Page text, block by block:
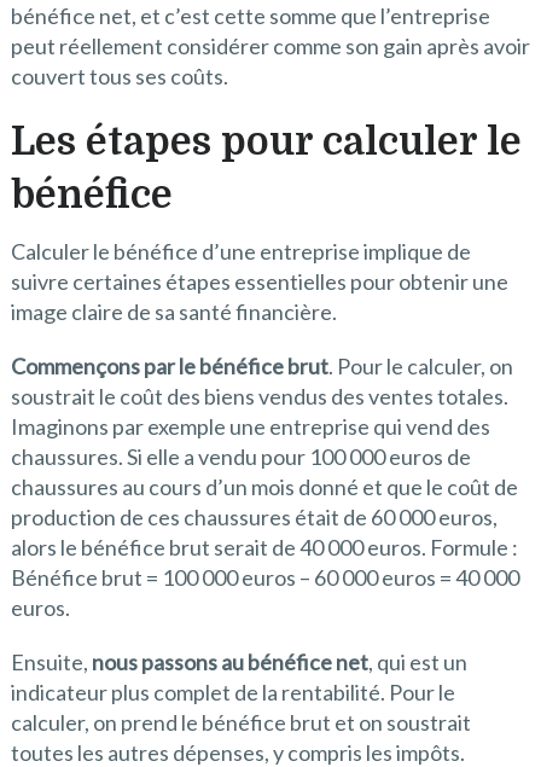
bénéfice net, et c’est cette somme que l’entreprise
peut réellement considérer comme son gain après avoir
couvert tous ses coûts.
Les étapes pour calculer le
bénéfice
Calculer le bénéfice d’une entreprise implique de
suivre certaines étapes essentielles pour obtenir une
image claire de sa santé financière.
Commençons par le bénéfice brut. Pour le calculer, on
soustrait le coût des biens vendus des ventes totales.
Imaginons par exemple une entreprise qui vend des
chaussures. Si elle a vendu pour 100 000 euros de
chaussures au cours d’un mois donné et que le coût de
production de ces chaussures était de 60 000 euros,
alors le bénéfice brut serait de 40 000 euros. Formule :
Bénéfice brut = 100 000 euros – 60 000 euros = 40 000
euros.
Ensuite, nous passons au bénéfice net, qui est un
indicateur plus complet de la rentabilité. Pour le
calculer, on prend le bénéfice brut et on soustrait
toutes les autres dépenses, y compris les impôts.